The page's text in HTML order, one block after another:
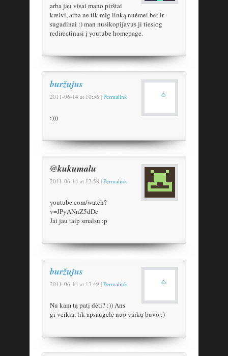
arba jau visai mano pirštai
kreivi, arba ne tik mig linką nuėmei bet ir
sugadinai :) man nusikopijavus ji tiesiog
redirectinasi į youtube homepage.
buržujus
2011-06-14 at 10:56 | Permalink
:)))
@kukumalu
2011-06-14 at 12:58 | Permalink
youtube.com/watch?
v=JPyANnZ5dDc
Jai jau taip smalsu :p
buržujus
2011-06-14 at 13:49 | Permalink
Nu kam tą patį dėti? :)) Ans
gi veikia, tik apsaugėlė nuo vaikų buvo :)